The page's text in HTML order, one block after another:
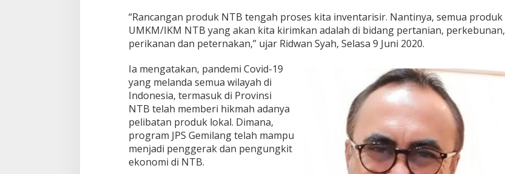
r
o
d
u
I
K
M
/
U
K
M
N
T
B
“Rancangan produk NTB tengah proses kita inventarisir. Nantinya, semua produk
UMKM/IKM NTB yang akan kita kirimkan adalah di bidang pertanian, perkebunan,
perikanan dan peternakan,” ujar Ridwan Syah, Selasa 9 Juni 2020.
Ia mengatakan, pandemi Covid-19
yang melanda semua wilayah di
Indonesia, termasuk di Provinsi
NTB telah memberi hikmah adanya
pelibatan produk lokal. Dimana,
program JPS Gemilang telah mampu
menjadi penggerak dan pengungkit
ekonomi di NTB.